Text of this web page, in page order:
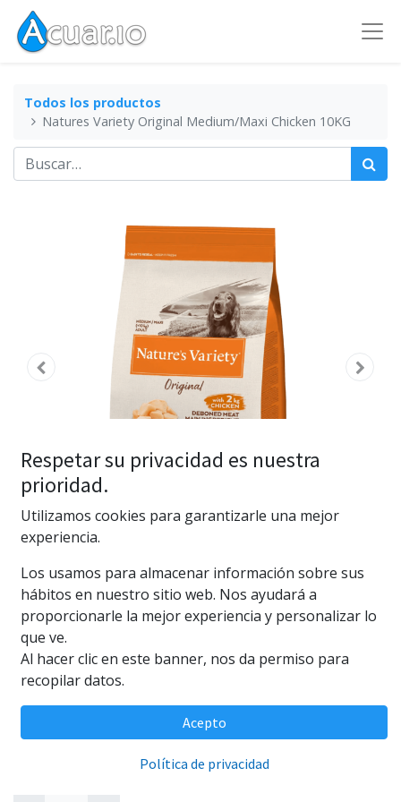
Todos los productos
Natures Variety Original Medium/Maxi Chicken 10KG
Natures Variety Original
Medium/Maxi Chicken 10KG
(0 reseña)
Pienso para perros medio/adulto de pollo 10 kg.
Respetar su privacidad es nuestra
prioridad.
Utilizamos cookies para garantizarle una mejor
experiencia.
Los usamos para almacenar información sobre sus
hábitos en nuestro sitio web. Nos ayudará a
proporcionarle la mejor experiencia y personalizar lo
que ve.
Al hacer clic en este banner, nos da permiso para
recopilar datos.
Acepto
Política de privacidad